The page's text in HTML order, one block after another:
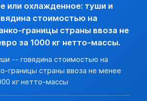
нет (базовая)
нет
нет
нет
нет
или охлажденное: туши и
стоимостью на
границы страны ввоза не
за 1000 кг нетто-массы.
-- говядина стоимостью на
границы страны ввоза не менее
кг нетто-массы